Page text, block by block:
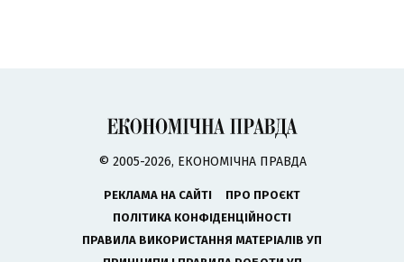
© 2005-2026, ЕКОНОМІЧНА ПРАВДА
РЕКЛАМА НА САЙТІ
ПРО ПРОЄКТ
ПОЛІТИКА КОНФІДЕНЦІЙНОСТІ
ПРАВИЛА ВИКОРИСТАННЯ МАТЕРІАЛІВ УП